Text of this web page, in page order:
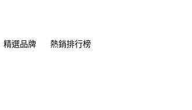
精選品牌 熱銷排行榜